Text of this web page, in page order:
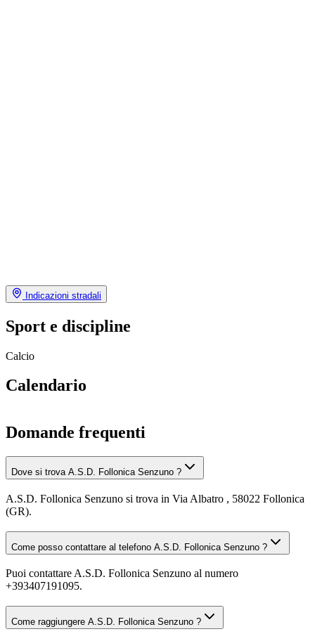
Indicazioni stradali
Sport e discipline
Calcio
Calendario
Domande frequenti
Dove si trova A.S.D. Follonica Senzuno ?
A.S.D. Follonica Senzuno si trova in Via Albatro , 58022 Follonica
(GR).
Come posso contattare al telefono A.S.D. Follonica Senzuno ?
Puoi contattare A.S.D. Follonica Senzuno al numero
+393407191095.
Come raggiungere A.S.D. Follonica Senzuno ?